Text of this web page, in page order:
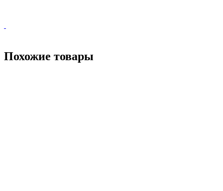
Похожие товары